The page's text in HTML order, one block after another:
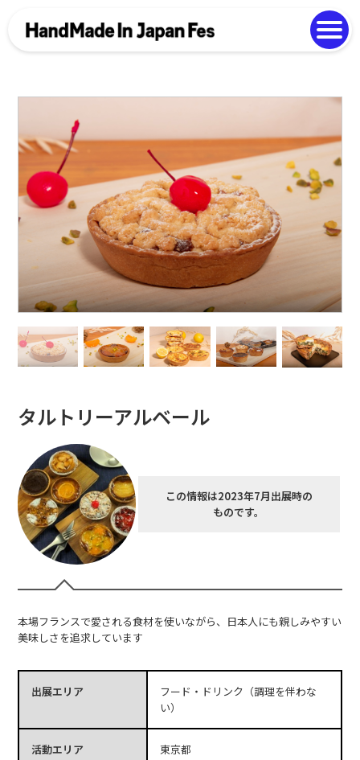
Photo Gallery
EN
タルトリーアルベール
この情報は2023年7月出展時の
ものです。
本場フランスで愛される食材を使いながら、日本人にも親しみやすい
美味しさを追求しています
出展エリア
フード・ドリンク（調理を伴わな
い）
活動エリア 東京都